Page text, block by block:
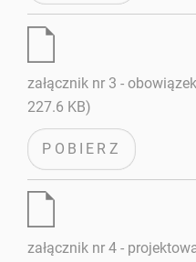
załącznik nr 3 -
227.6 KB)
POBIERZ
załącznik nr 4 -